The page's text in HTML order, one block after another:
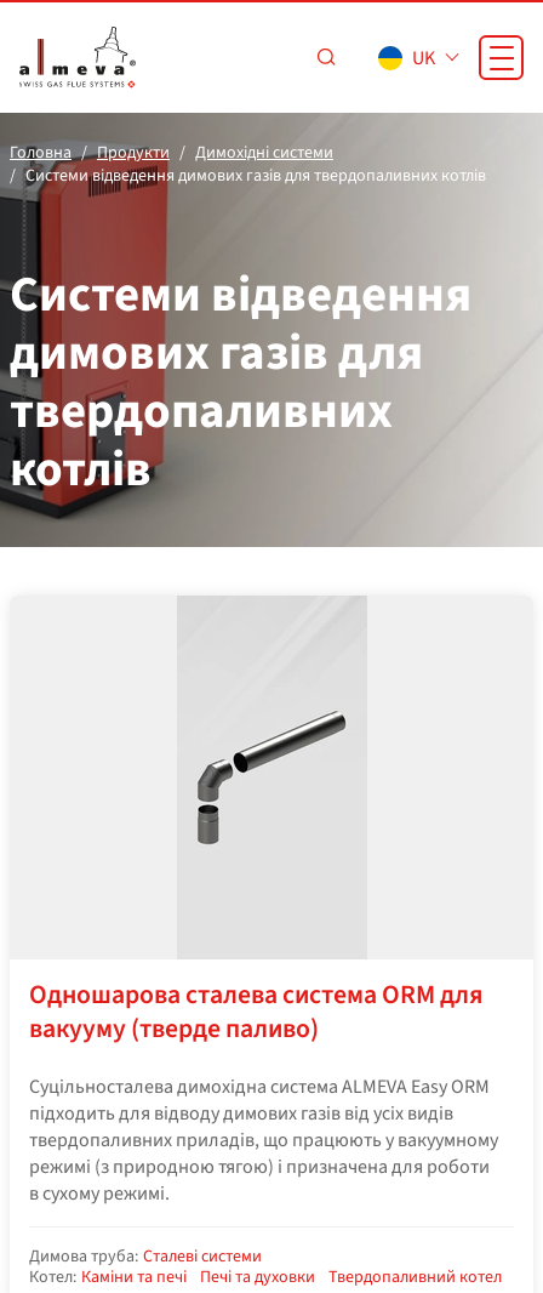
UK
Головна Продукти
Димохідні системи
Системи відведення димових газів для твердопаливних котлів
Системи відведення
димових газів для
твердопаливних
котлів
Одношарова сталева система ORM для
вакууму (тверде паливо)
Суцільносталева димохідна система ALMEVA Easy ORM
підходить для відводу димових газів від усіх видів
твердопаливних приладів, що працюють у вакуумному
режимі (з природною тягою) і призначена для роботи
в сухому режимі.
Димова труба: Сталеві системи
Котел: Каміни та печі Печі та духовки Твердопаливний котел